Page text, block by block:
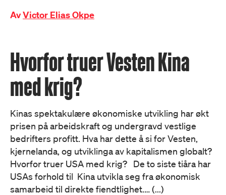
AvVictor Elias Okpe
Hvorfor truer Vesten Kina
med krig?
Kinas spektakulære økonomiske utvikling har økt
prisen på arbeidskraft og undergravd vestlige
bedrifters profitt. Hva har dette å si for Vesten,
kjernelanda, og utviklinga av kapitalismen globalt?
Hvorfor truer USA med krig? De to siste tiåra har
USAs forhold til Kina utvikla seg fra økonomisk
samarbeid til direkte fiendtlighet.… (...)